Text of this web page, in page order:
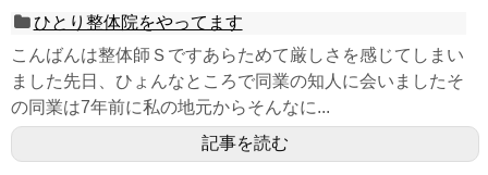
ひとり整体院をやってます
こんばんは整体師Ｓですあらためて厳しさを感じてしまい
ました先日、ひょんなところで同業の知人に会いましたそ
の同業は7年前に私の地元からそんなに...
記事を読む